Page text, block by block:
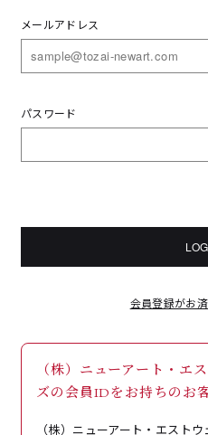
メールアドレス
パスワード
会員登録がお
（株）ニューアート・エ
ズの会員IDをお持ちのお
（株）ニューアート・エスト